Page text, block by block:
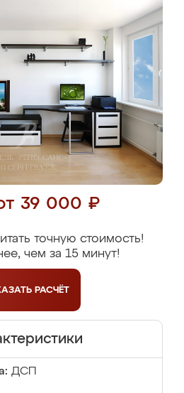
39 000 ₽
точную стоимость!
чем за 15 минут!
РАСЧЁТ
ДСП